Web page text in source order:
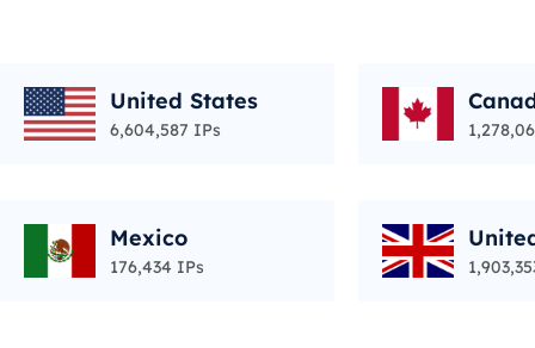
United States
6,604,587 IPs
Mexico
176,434 IPs